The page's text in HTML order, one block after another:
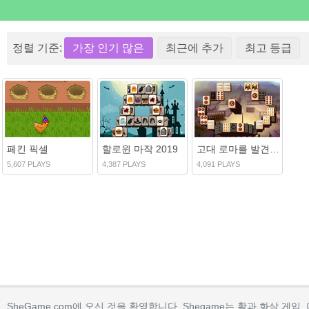
정렬 기준: 가장 인기 많은 최근에 추가 최고 등급
페킨 픽셀
5,607 PLAYS
할로윈 마작 2019
4,387 PLAYS
고대 로마를 발견하십시오
4,091 PLAYS
SheGame.com에 오신 것을 환영합니다. Shegame는 활과 화살 게임,